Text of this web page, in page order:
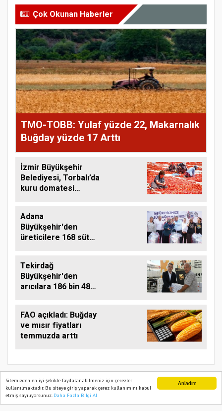
Anladım
Sitemizden en iyi şekilde faydalanabilmeniz için çerezler
kullanılmaktadır. Bu siteye giriş yaparak çerez kullanımını kabul
etmiş sayılıyorsunuz. Daha Fazla Bilgi Al
Çok Okunan Haberler
TMO-TOBB: Yulaf yüzde 22, Makarnalık
Buğday yüzde 17 Arttı
İzmir Büyükşehir
Belediyesi, Torbalı’da
kuru domatesi
Adana
Büyükşehir'den
üreticilere 168 süt
Tekirdağ
Büyükşehir'den
arıcılara 186 bin 480
FAO açıkladı: Buğday
ve mısır fiyatları
temmuzda arttı
TARIM PUSULASI
Ana Sayfa Web TV